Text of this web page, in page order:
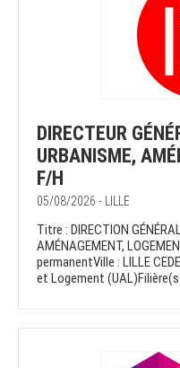
DIRECTEUR
URBANISME,
F/H
05/08/2026 - LILLE
Titre : DIRECTION
AMÉNAGEMENT,
permanentVille : LILLE
et Logement